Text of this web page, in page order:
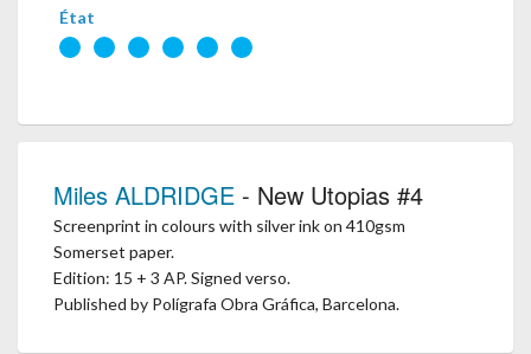
État
Miles ALDRIDGE - New Utopias #4
Screenprint in colours with silver ink on 410gsm
Somerset paper.
Edition: 15 + 3 AP. Signed verso.
Published by Polígrafa Obra Gráfica, Barcelona.